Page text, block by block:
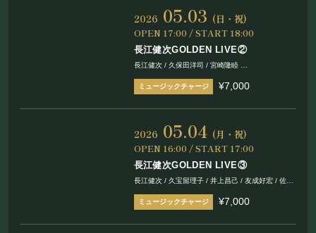
2026 05.03 (日・祝)
OPEN 17:00 / START 18:00
長江健次GOLDEN LIVE②
長江健次 / 久保田洋司 / 宮崎隆睦
¥7,000
2026 05.04 (月・祝)
OPEN 16:00 / START 17:00
長江健次GOLDEN LIVE③
長江健次 / 久宝留理子 / 井上昌己 / 友成好宏 / 佐々
Nao / 太田公一 / 根岸和寿 / 吉川弾
¥7,000